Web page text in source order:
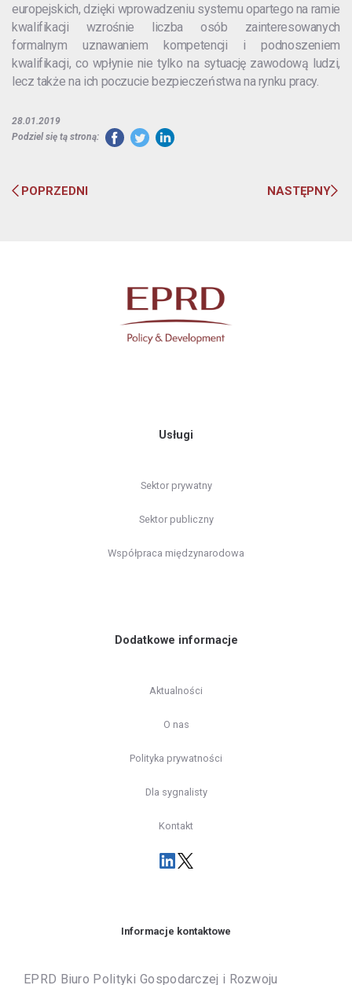
europejskich, dzięki wprowadzeniu systemu opartego na ramie
kwalifikacji wzrośnie liczba osób zainteresowanych
formalnym uznawaniem kompetencji i podnoszeniem
kwalifikacji, co wpłynie nie tylko na sytuację zawodową ludzi,
lecz także na ich poczucie bezpieczeństwa na rynku pracy.
28.01.2019
Podziel się tą stroną:
POPRZEDNI NASTĘPNY
Usługi
Sektor prywatny
Sektor publiczny
Współpraca międzynarodowa
Dodatkowe informacje
Aktualności
O nas
Polityka prywatności
Dla sygnalisty
Kontakt
Informacje kontaktowe
EPRD Biuro Polityki Gospodarczej i Rozwoju